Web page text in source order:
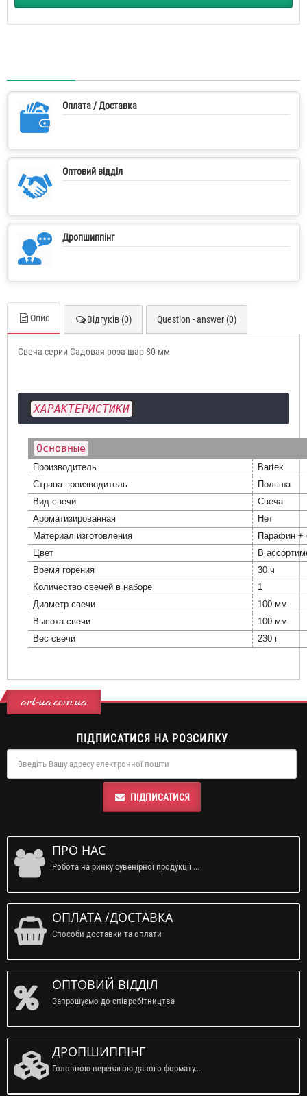
Оплата / Доставка
Оптовий відділ
Дропшиппінг
Опис Відгуків (0) Question - answer (0)
Свеча серии Садовая роза шар 80 мм
ХАРАКТЕРИСТИКИ
Основные
Производитель
Bartek
Страна производитель
Польша
Вид свечи
Свеча
Ароматизированная
Нет
Материал изготовления
Парафин +
Цвет
В
Время горения
30 ч
Количество свечей в наборе
1
Диаметр свечи
100 мм
Высота свечи
100 мм
Вес свечи
230 г
art-ua.com.ua
ПІДПИСАТИСЯ НА РОЗСИЛКУ
ПІДПИСАТИСЯ
ПРО НАС
Робота на ринку сувенірної продукції ...
ОПЛАТА /ДОСТАВКА
Способи доставки та оплати
ОПТОВИЙ ВІДДІЛ
Запрошуємо до співробітництва
ДРОПШИППІНГ
Головною перевагою даного формату...